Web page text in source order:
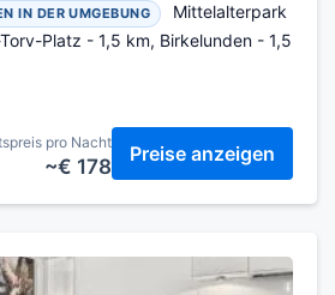
IN DER UMGEBUNG
Mittelalterpark
Platz - 1,5 km, Birkelunden - 1,5
pro Nacht
~€ 178
Preise anzeigen